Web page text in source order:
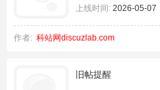
上线时间: 2026-05-07
作者: 科站网discuzlab.com
旧帖提醒